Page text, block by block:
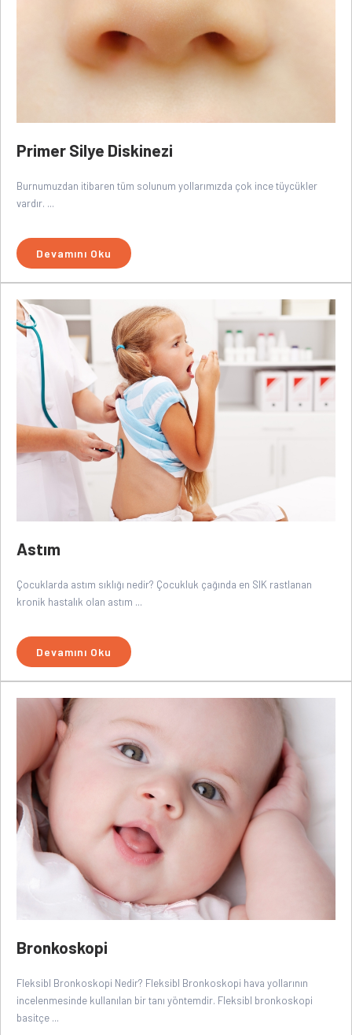
Primer Silye Diskinezi
Burnumuzdan itibaren tüm solunum yollarımızda çok ince tüycükler
vardır. ...
Devamını Oku
Astım
Çocuklarda astım sıklığı nedir? Çocukluk çağında en SIK rastlanan
kronik hastalık olan astım ...
Devamını Oku
Bronkoskopi
Fleksibl Bronkoskopi Nedir? Fleksibl Bronkoskopi hava yollarının
incelenmesinde kullanılan bir tanı yöntemdir. Fleksibl bronkoskopi
basitçe ...